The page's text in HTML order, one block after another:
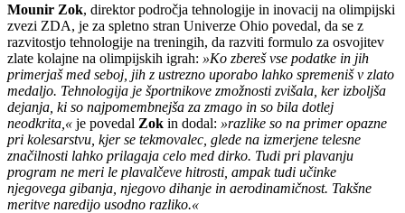
Mounir Zok, direktor področja tehnologije in inovacij na olimpijski
zvezi ZDA, je za spletno stran Univerze Ohio povedal, da se z
razvitostjo tehnologije na treningih, da razviti formulo za osvojitev
zlate kolajne na olimpijskih igrah: »Ko zbereš vse podatke in jih
primerjaš med seboj, jih z ustrezno uporabo lahko spremeniš v zlato
medaljo. Tehnologija je športnikove zmožnosti zvišala, ker izboljša
dejanja, ki so najpomembnejša za zmago in so bila dotlej
neodkrita,« je povedal Zok in dodal: »razlike so na primer opazne
pri kolesarstvu, kjer se tekmovalec, glede na izmerjene telesne
značilnosti lahko prilagaja celo med dirko. Tudi pri plavanju
program ne meri le plavalčeve hitrosti, ampak tudi učinke
njegovega gibanja, njegovo dihanje in aerodinamičnost. Takšne
meritve naredijo usodno razliko.«